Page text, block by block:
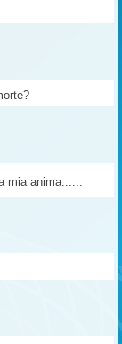
mia anima......